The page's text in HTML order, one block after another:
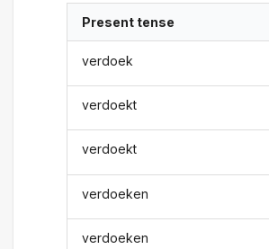
Present tense
verdoek
verdoekt
verdoekt
verdoeken
verdoeken